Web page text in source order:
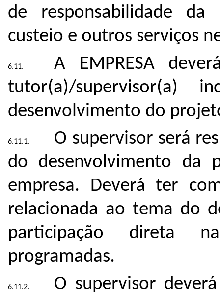
de responsabilidade da
custeio e outros serviços
A EMPRESA
tutor(a)/supervisor(a)
desenvolvimento do
O supervisor será
do desenvolvimento da
empresa. Deverá ter
relacionada ao tema do
participação direta
programadas.
O supervisor